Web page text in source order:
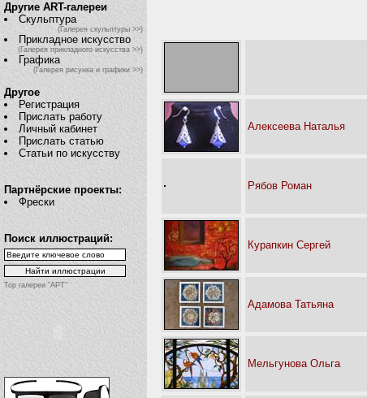
Другие ART-галереи
Скульптура
(Галерея скульптуры >>)
Прикладное искусство
(Галерея прикладного искусства >>)
Графика
(Галерея рисунка и графики >>)
Другое
Регистрация
Прислать работу
Личный кабинет
Прислать статью
Статьи по искусству
Партнёрские проекты:
Фрески
Поиск иллюстраций:
Top галереи "АРТ"
Алексеева Наталья
Рябов Роман
Курапкин Сергей
Адамова Татьяна
Мельгунова Ольга